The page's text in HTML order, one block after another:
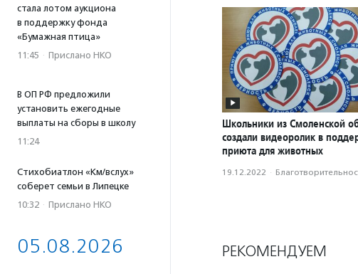
стала лотом аукциона
в поддержку фонда
«Бумажная птица»
11:45 · Прислано НКО
В ОП РФ предложили
установить ежегодные
выплаты на сборы в школу
11:24
Стихобиатлон «Км/вслух»
соберет семьи в Липецке
10:32 · Прислано НКО
05.08.2026
Школьники из Смоленской
создали видеоролик в
приюта для животных
19.12.2022 ·
РЕКОМЕНДУЕМ